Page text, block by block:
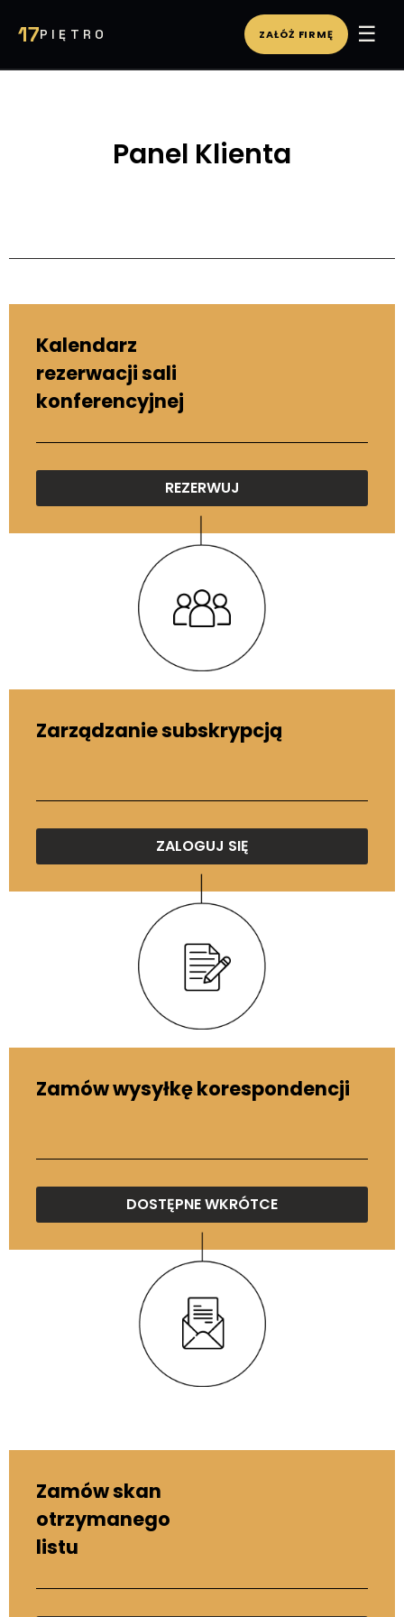
17PIĘTRO ZAŁÓŻ FIRMĘ ☰
Panel Klienta
Kalendarz
rezerwacji sali
konferencyjnej
REZERWUJ
Zarządzanie subskrypcją
ZALOGUJ SIĘ
Zamów wysyłkę korespondencji
DOSTĘPNE WKRÓTCE
Zamów skan
otrzymanego
listu